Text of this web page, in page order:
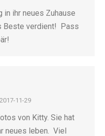
in ihr neues Zuhause
Beste verdient! Pass
2017-11-29
von Kitty. Sie hat
neues leben. Viel